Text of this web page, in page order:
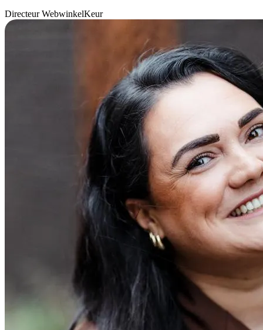
Directeur WebwinkelKeur